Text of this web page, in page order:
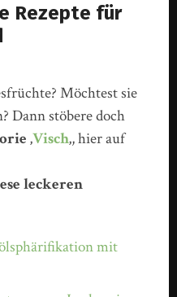
Rezepte für
Möchtest sie
Dann stöbere doch
‚Visch‚, hier auf
leckeren
mit